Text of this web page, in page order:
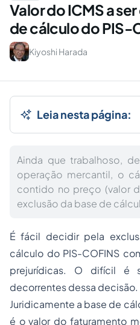
Valor do ICMS a
de cálculo do PIS-
Kiyoshi Harada
Leia nesta página:
Ainda que trabalhoso,
operação mercantil, o
contido no preço (valor
exclusão da base de
É fácil decidir pela
cálculo do PIS-COFINS
prejurídicas. O difícil é
decorrentes dessa decisão.
Juridicamente a base de
é o valor do faturamento